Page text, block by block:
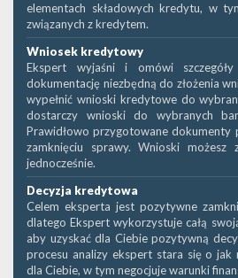
elementach składowych kredytu, w
związanych z kredytem.
Wniosek kredytowy
Ekspert wyjaśni i omówi
dokumentację niezbędną do złożenia
wypełnić wnioski kredytowe do
dostarczy wnioski do wybranych
Prawidłowo przygotowane dokumenty
zamknięciu sprawy. Wnioski
jednocześnie.
Decyzja kredytowa
Celem eksperta jest pozytywne
dlatego Ekspert wykorzystuje całą
aby uzyskać dla Ciebie pozytywną
procesu analizy ekspert stara się o jak
dla Ciebie, w tym negocjuje warunki